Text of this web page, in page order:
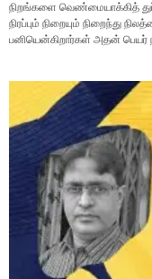
நிறங்களை வெண்மையாக்கித்
நிரப்பும் நிறையும் நிறைந்து
பனியென்கிறார்கள் அதன் பெயர்